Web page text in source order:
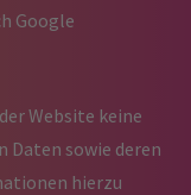
Google
Website keine
sowie deren
hierzu